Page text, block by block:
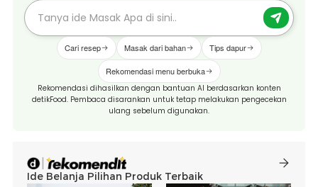
Cari resep Masak dari bahan Tips dapur
Rekomendasi menu berbuka
Rekomendasi dihasilkan dengan bantuan AI berdasarkan konten
detikFood. Pembaca disarankan untuk tetap melakukan pengecekan
ulang sebelum digunakan.